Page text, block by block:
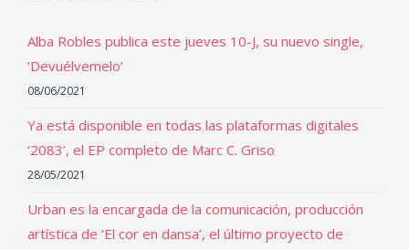
Alba Robles publica este jueves 10-J, su nuevo single,
‘Devuélvemelo’
08/06/2021
Ya está disponible en todas las plataformas digitales
‘2083’, el EP completo de Marc C. Griso
28/05/2021
Urban es la encargada de la comunicación, producción
artística de ‘El cor en dansa’, el último proyecto de